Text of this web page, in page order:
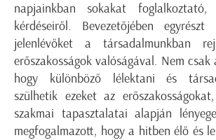
napjainkban sokakat foglalkoztató,
kérdéseiről. Bevezetőjében egyrészt
jelenlévőket a társadalmunkban
erőszakosságok valóságával. Nem
hogy különböző lélektani és
szülhetik ezeket az
szakmai tapasztalatai alapján
megfogalmazott, hogy a hitben élő és